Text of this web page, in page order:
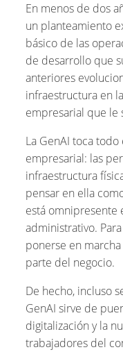
En menos de dos
un planteamiento
básico de las
de desarrollo que
anteriores
infraestructura en
empresarial que le
La GenAI toca
empresarial: las
infraestructura
pensar en ella
está omnipresente
administrativo.
ponerse en
parte del negocio.
De hecho, incluso
GenAI sirve de
digitalización y la
trabajadores del